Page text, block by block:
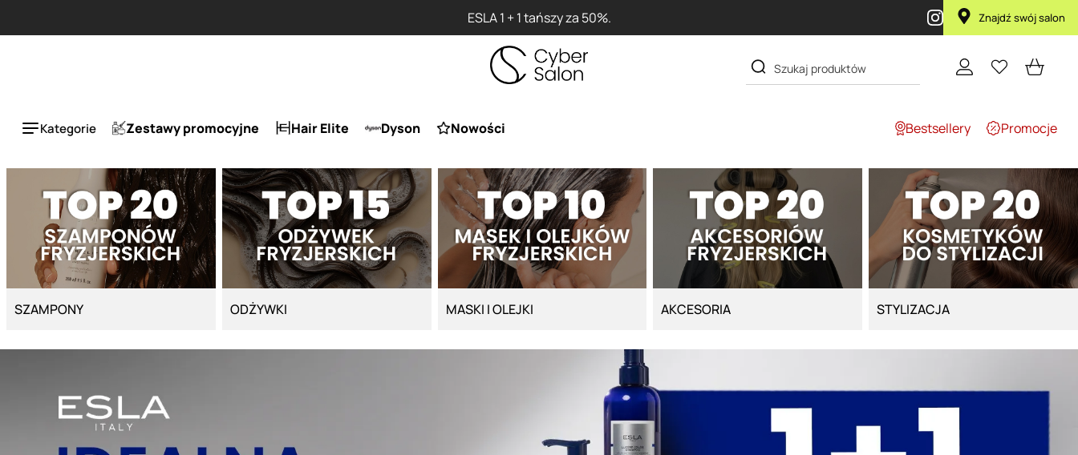
Przy zakupie produktu Artego
Znajdź swój salon
Kategorie Zestawy promocyjne Hair Elite Dyson Nowości Bestsellery Promocje
SZAMPONY ODŻYWKI MASKI I OLEJKI AKCESORIA STYLIZACJA